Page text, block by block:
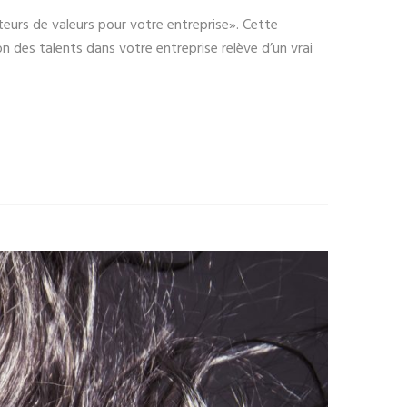
de valeurs pour votre entreprise». Cette
des talents dans votre entreprise relève d’un vrai